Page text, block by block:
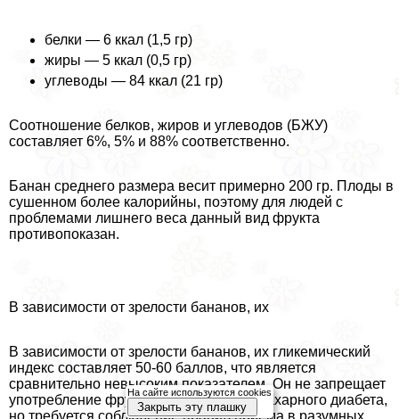
белки — 6 ккал (1,5 гр)
жиры — 5 ккал (0,5 гр)
углеводы — 84 ккал (21 гр)
Соотношение белков, жиров и углеводов (БЖУ)
составляет 6%, 5% и 88% соответственно.
Банан среднего размера весит примерно 200 гр. Плоды в
сушенном более калорийны, поэтому для людей с
проблемами лишнего веса данный вид фрукта
противопоказан.
В зависимости от зрелости бананов, их
В зависимости от зрелости бананов, их гликемический
индекс составляет 50-60 баллов, что является
сравнительно невысоким показателем. Он не запрещает
употрeбление фрукта при 1 и 2 типах сахарного диабета,
На сайте используются cookies
Закрыть эту плашку